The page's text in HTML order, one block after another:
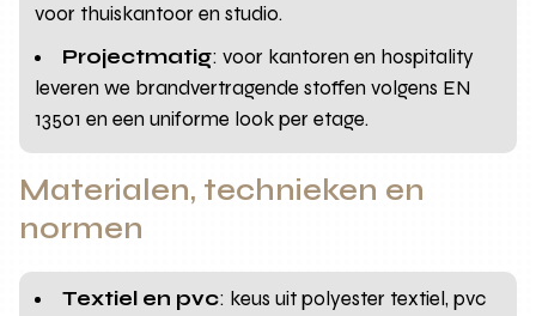
voor thuiskantoor en studio.
Projectmatig: voor kantoren en hospitality
leveren we brandvertragende stoffen volgens EN
13501 en een uniforme look per etage.
Materialen, technieken en
normen
Textiel en pvc: keus uit polyester textiel, pvc